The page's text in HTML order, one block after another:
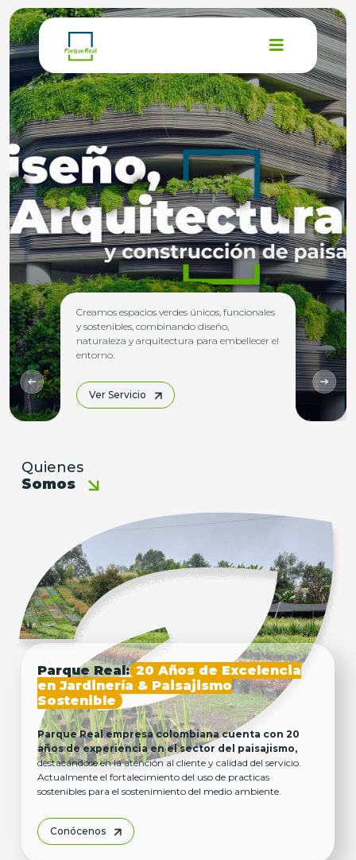
Creamos espacios verdes únicos, funcionales
y sostenibles, combinando diseño,
naturaleza y arquitectura para embellecer el
entorno.
Ver Servicio
Quienes
Somos
Parque Real: 20 Años de Excelencia
en Jardinería & Paisajismo
Sostenible
Parque Real empresa colombiana cuenta con 20
años de experiencia en el sector del paisajismo,
destacándose en la atención al cliente y calidad del servicio.
Actualmente el fortalecimiento del uso de practicas
sostenibles para el sostenimiento del medio ambiente.
Conócenos